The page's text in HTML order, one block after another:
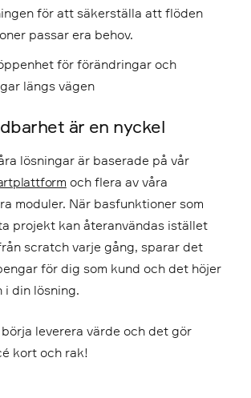
för att säkerställa att flöden
passar era behov.
för förändringar och
längs vägen
är en nyckel
lösningar är baserade på vår
och flera av våra
moduler. När basfunktioner som
projekt kan återanvändas istället
scratch varje gång, sparar det
för dig som kund och det höjer
i din lösning.
leverera värde och det gör
kort och rak!